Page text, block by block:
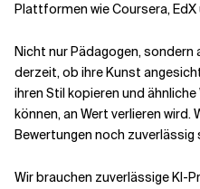
Plattformen wie Coursera,
Nicht nur Pädagogen, sondern
derzeit, ob ihre Kunst
ihren Stil kopieren und
können, an Wert verlieren wird.
Bewertungen noch zuverlässig
Wir brauchen zuverlässige KI-